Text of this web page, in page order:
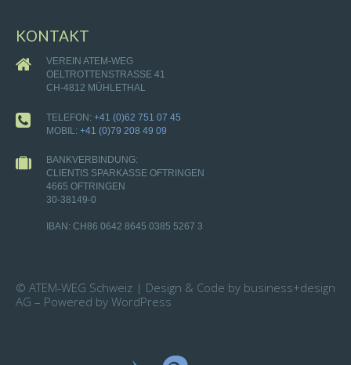
KONTAKT
VEREIN ATEM-WEG
OELTROTTENSTRASSE 41
CH-4812 MÜHLETHAL
TELEFON: +41 (0)62 751 07 45
MOBIL: +41 (0)79 208 49 09
BANKVERBINDUNG:
CLIENTIS SPARKASSE OFTRINGEN
4665 OFTRINGEN
30-38149-0
IBAN: CH86 0642 8645 0385 5267 3
© ATEM-WEG Schweiz | Design & Code by business+design
AG – Powered by WordPress